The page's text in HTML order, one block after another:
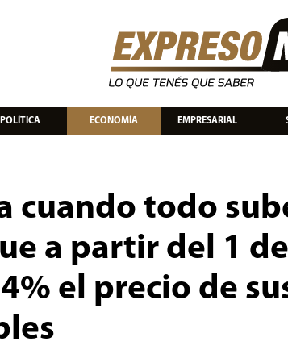
POLÍTICA ECONOMÍA EMPRESARIAL
cuando todo
a partir del 1
el precio de